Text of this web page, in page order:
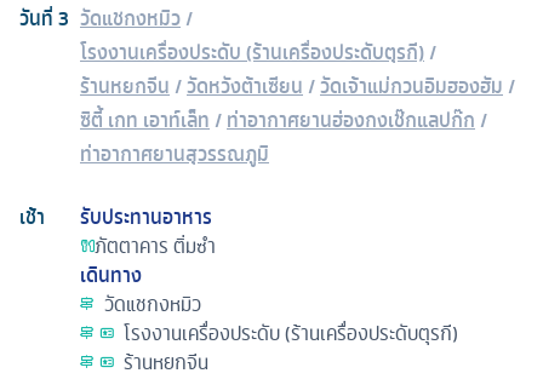
วันที่3 วัดแชกงหมิว/
โรงงานเครื่องประดับ (ร้านเครื่องประดับตุรกี)/
ร้านหยกจีน /วัดหวังต้าเซียน /วัดเจ้าแม่กวนอิมฮองฮัม /
ซิตี้ เกท เอาท์เล็ท /ท่าอากาศยานฮ่องกงเช๊กแลปก๊ก /
ท่าอากาศยานสุวรรณภูมิ
เช้า
รับประทานอาหาร
ภัตตาคารติ่มซำ
เดินทาง
วัดแชกงหมิว
โรงงานเครื่องประดับ (ร้านเครื่องประดับตุรกี)
ร้านหยกจีน